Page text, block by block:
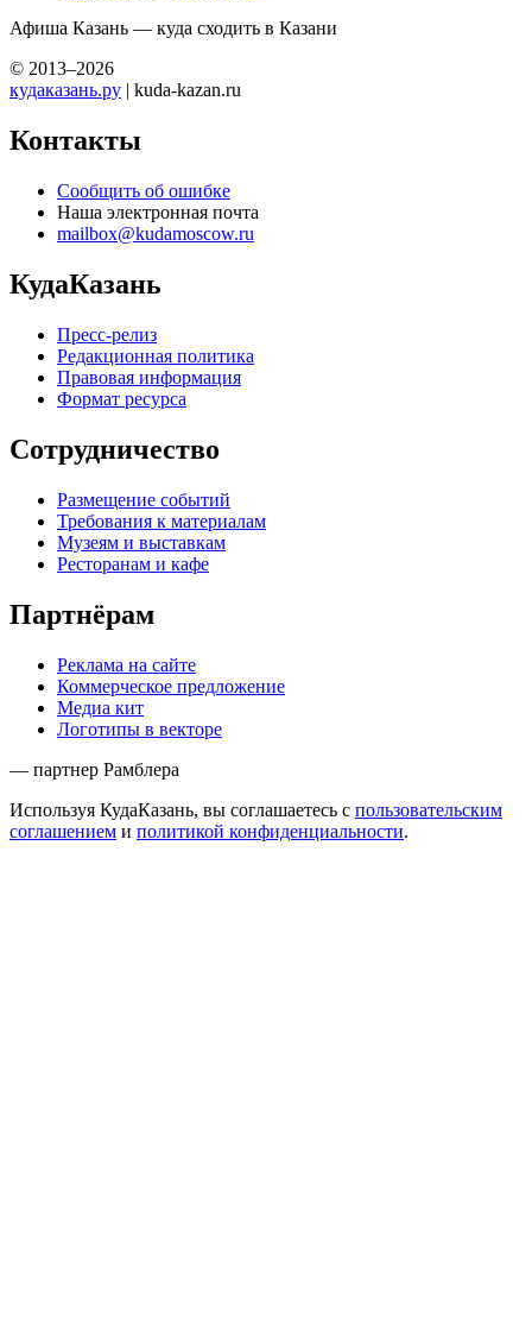
Афиша Казань — куда сходить в Казани
© 2013–2026
кудаказань.ру | kuda-kazan.ru
Контакты
Сообщить об ошибке
Наша электронная почта
mailbox@kudamoscow.ru
КудаКазань
Пресс-релиз
Редакционная политика
Правовая информация
Формат ресурса
Сотрудничество
Размещение событий
Требования к материалам
Музеям и выставкам
Ресторанам и кафе
Партнёрам
Реклама на сайте
Коммерческое предложение
Медиа кит
Логотипы в векторе
— партнер Рамблера
Используя КудаКазань, вы соглашаетесь с пользовательским
соглашением и политикой конфиденциальности.